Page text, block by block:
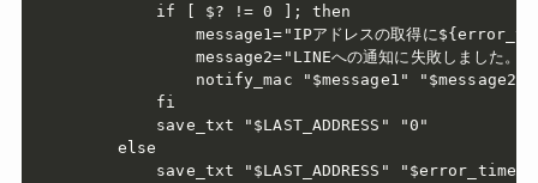
        if [ $? != 0 ]; then
message1="IPアドレスの取得に
            message2="LINEへの通知に失敗しました。"
            notify_mac "$message1" "$message2"
        fi
        save_txt "$LAST_ADDRESS" "0"
    else
        save_txt "$LAST_ADDRESS" "$error_times"